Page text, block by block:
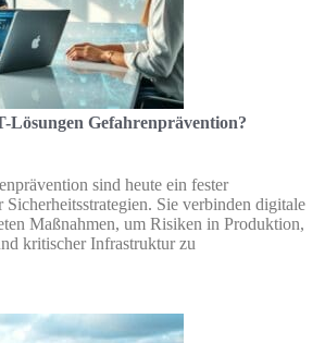
Lösungen Gefahrenprävention?
sind heute ein fester
Sicherheitsstrategien. Sie verbinden digitale
Maßnahmen, um Risiken in Produktion,
kritischer Infrastruktur zu